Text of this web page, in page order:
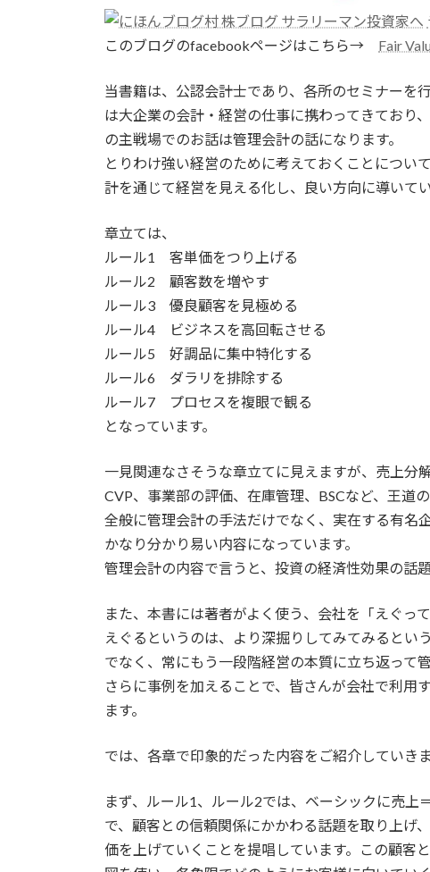
このブログのfacebookページはこちら→ Fair
当書籍は、公認会計士であり、各所のセミナーを
は大企業の会計・経営の仕事に携わってきており
の主戦場でのお話は管理会計の話になります。
とりわけ強い経営のために考えておくことについ
計を通じて経営を見える化し、良い方向に導いて
章立ては、
ルール1 客単価をつり上げる
ルール2 顧客数を増やす
ルール3 優良顧客を見極める
ルール4 ビジネスを高回転させる
ルール5 好調品に集中特化する
ルール6 ダラリを排除する
ルール7 プロセスを複眼で観る
となっています。
一見関連なさそうな章立てに見えますが、売上分
CVP、事業部の評価、在庫管理、BSCなど、王道
全般に管理会計の手法だけでなく、実在する有名
かなり分かり易い内容になっています。
管理会計の内容で言うと、投資の経済性効果の話
また、本書には著者がよく使う、会社を「えぐっ
えぐるというのは、より深掘りしてみてみるとい
でなく、常にもう一段階経営の本質に立ち返って
さらに事例を加えることで、皆さんが会社で利用
ます。
では、各章で印象的だった内容をご紹介していきま
まず、ルール1、ルール2では、ベーシックに売上
で、顧客との信頼関係にかかわる話題を取り上げ
価を上げていくことを提唱しています。この顧客